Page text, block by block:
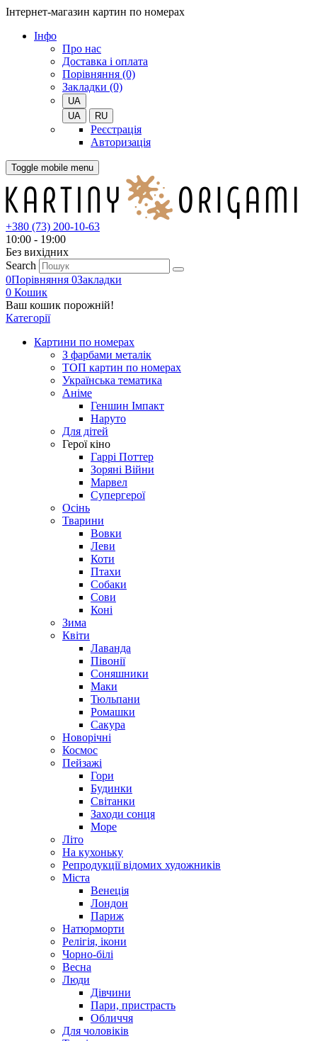
Інтернет-магазин картин по номерах
Iнфо
Про нас
Доставка і оплата
Порівняння (0)
Закладки (0)
UA
UA
RU
Реєстрація
Авторизація
Toggle mobile menu
+380 (73) 200-10-63
10:00 - 19:00
Без вихiдних
Search
0Порівняння 0Закладки
0 Кошик
Ваш кошик порожній!
Категорії
Картини по номерах
З фарбами металік
ТОП картин по номерах
Українська тематика
Аніме
Геншин Імпакт
Наруто
Для дітей
Герої кіно
Гаррі Поттер
Зоряні Війни
Марвел
Супергерої
Осінь
Тварини
Вовки
Леви
Коти
Птахи
Собаки
Сови
Коні
Зима
Квіти
Лаванда
Півонії
Соняшники
Маки
Тюльпани
Ромашки
Сакура
Новорічні
Космос
Пейзажі
Гори
Будинки
Світанки
Заходи сонця
Море
Літо
На кухоньку
Репродукції відомих художників
Міста
Венеція
Лондон
Париж
Натюрморти
Релігія, ікони
Чорно-білі
Весна
Люди
Дівчини
Пари, пристрасть
Обличчя
Для чоловіків